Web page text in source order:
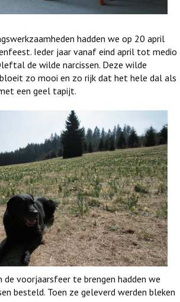
hadden we op 20 april
Ieder jaar vanaf eind april tot medio
de wilde narcissen. Deze wilde
zo mooi en zo rijk dat het hele dal als
een geel tapijt.
voorjaarsfeer te brengen hadden we
besteld. Toen ze geleverd werden bleken